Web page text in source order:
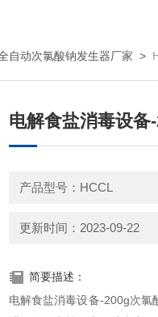
自动次氯酸钠发生器厂家 >
电解食盐消毒设备
产品型号：HCCL
更新时间：2023-09-22
简要描述：
电解食盐消毒设备-200g次氯